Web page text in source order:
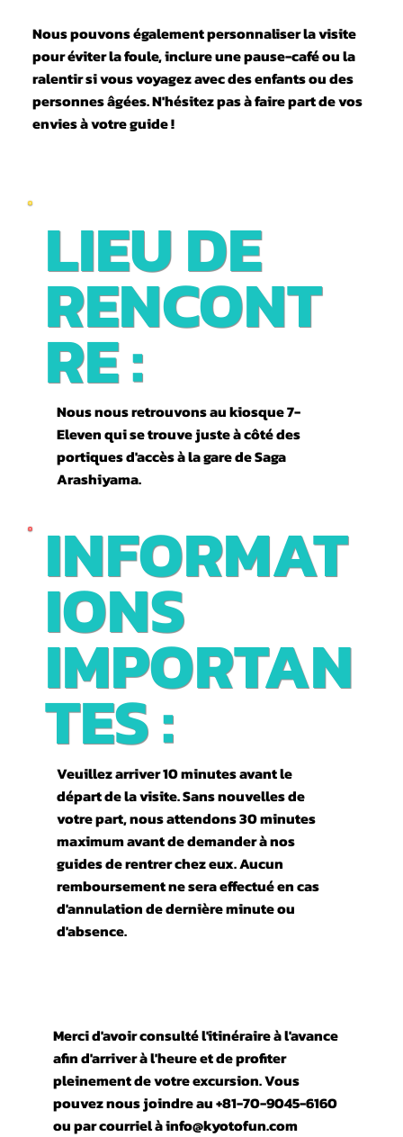
Nous pouvons également personnaliser la visite
pour éviter la foule, inclure une pause-café ou la
ralentir si vous voyagez avec des enfants ou des
personnes âgées. N'hésitez pas à faire part de vos
envies à votre guide !
LIEU DE
RENCONT
RE :
Nous nous retrouvons au kiosque 7-
Eleven qui se trouve juste à côté des
portiques d'accès à la gare de Saga
Arashiyama.
INFORMAT
IONS
IMPORTAN
TES :
Veuillez arriver 10 minutes avant le
départ de la visite. Sans nouvelles de
votre part, nous attendons 30 minutes
maximum avant de demander à nos
guides de rentrer chez eux. Aucun
remboursement ne sera effectué en cas
d'annulation de dernière minute ou
d'absence.
Merci d'avoir consulté l'itinéraire à l'avance
afin d'arriver à l'heure et de profiter
pleinement de votre excursion. Vous
pouvez nous joindre au +81-70-9045-6160
ou par courriel àinfo@kyotofun.com